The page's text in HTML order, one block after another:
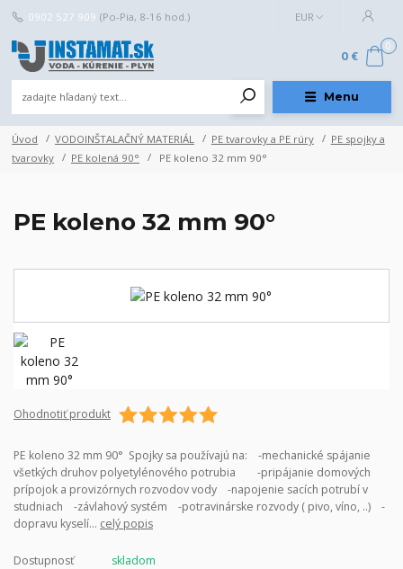
Menu
EUR
0902 527 909 (Po-Pia, 8-16 hod.)
0
0 €
Úvod VODOINŠTALAČNÝ MATERIÁL PE tvarovky a PE rúry
PE spojky a
tvarovky
PE kolená 90° PE koleno 32 mm 90°
PE koleno 32 mm 90°
Ohodnotiť produkt
PE koleno 32 mm 90° Spojky sa používajú na: -mechanické spájanie
všetkých druhov polyetylénového potrubia -pripájanie domových
prípojok a provizórnych rozvodov vody -napojenie sacích potrubí v
studniach -závlahový systém -potravinárske rozvody ( pivo, víno, ..) -
dopravu kyselí... celý popis
Dostupnosť skladom